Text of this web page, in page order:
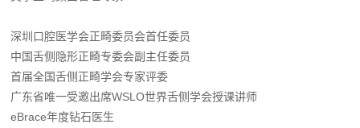
深圳口腔医学会正畸委员会首任委员
中国舌侧隐形正畸专委会副主任委员
首届全国舌侧正畸学会专家评委
广东省唯一受邀出席WSLO世界舌侧学会授课讲师
eBrace年度钻石医生